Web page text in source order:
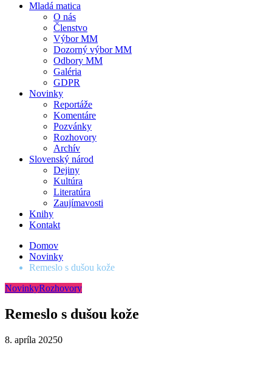
Mladá Matica
Mladá matica
O nás
Členstvo
Výbor MM
Dozorný výbor MM
Odbory MM
Galéria
GDPR
Novinky
Reportáže
Komentáre
Pozvánky
Rozhovory
Archív
Slovenský národ
Dejiny
Kultúra
Literatúra
Zaujímavosti
Knihy
Kontakt
Domov
Novinky
Remeslo s dušou kože
NovinkyRozhovory
Remeslo s dušou kože
8. apríla 20250